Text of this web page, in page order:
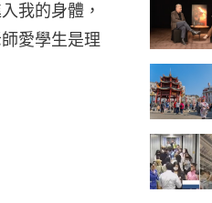
我的身體，
愛學生是理